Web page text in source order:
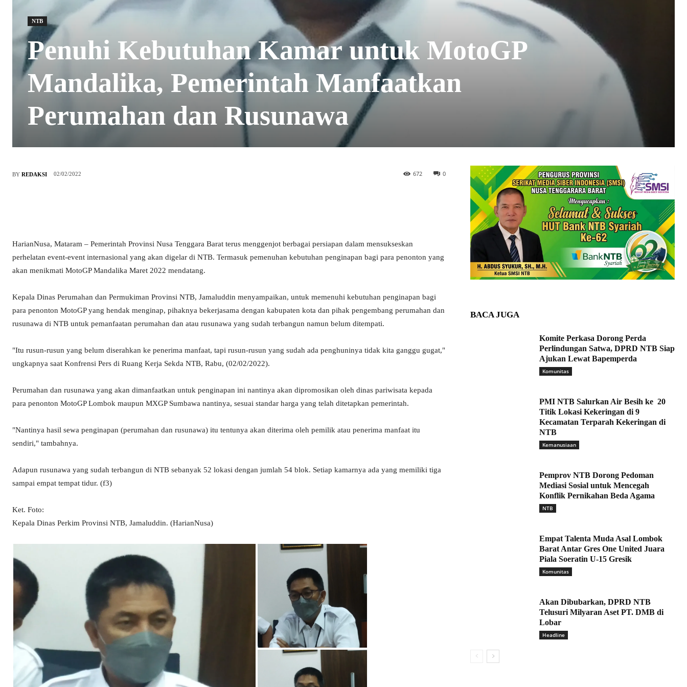
NTB
Penuhi Kebutuhan Kamar untuk MotoGP
Mandalika, Pemerintah Manfaatkan
Perumahan dan Rusunawa
BY REDAKSI 02/02/2022 0
672
HarianNusa, Mataram – Pemerintah Provinsi Nusa Tenggara Barat terus menggenjot berbagai persiapan dalam mensukseskan
perhelatan event-event internasional yang akan digelar di NTB. Termasuk pemenuhan kebutuhan penginapan bagi para penonton yang
akan menikmati MotoGP Mandalika Maret 2022 mendatang.
Kepala Dinas Perumahan dan Permukiman Provinsi NTB, Jamaluddin menyampaikan, untuk memenuhi kebutuhan penginapan bagi
para penonton MotoGP yang hendak menginap, pihaknya bekerjasama dengan kabupaten kota dan pihak pengembang perumahan dan
rusunawa di NTB untuk pemanfaatan perumahan dan atau rusunawa yang sudah terbangun namun belum ditempati.
"Itu rusun-rusun yang belum diserahkan ke penerima manfaat, tapi rusun-rusun yang sudah ada penghuninya tidak kita ganggu gugat,"
ungkapnya saat Konfrensi Pers di Ruang Kerja Sekda NTB, Rabu, (02/02/2022).
Perumahan dan rusunawa yang akan dimanfaatkan untuk penginapan ini nantinya akan dipromosikan oleh dinas pariwisata kepada
para penonton MotoGP Lombok maupun MXGP Sumbawa nantinya, sesuai standar harga yang telah ditetapkan pemerintah.
"Nantinya hasil sewa penginapan (perumahan dan rusunawa) itu tentunya akan diterima oleh pemilik atau penerima manfaat itu
sendiri," tambahnya.
Adapun rusunawa yang sudah terbangun di NTB sebanyak 52 lokasi dengan jumlah 54 blok. Setiap kamarnya ada yang memiliki tiga
sampai empat tempat tidur. (f3)
Ket. Foto:
Kepala Dinas Perkim Provinsi NTB, Jamaluddin. (HarianNusa)
BACA JUGA
Komite Perkasa Dorong Perda
Perlindungan Satwa, DPRD NTB Siap
Ajukan Lewat Bapemperda
Komunitas
PMI NTB Salurkan Air Besih ke 20
Titik Lokasi Kekeringan di 9
Kecamatan Terparah Kekeringan di
NTB
Kemanusiaan
Pemprov NTB Dorong Pedoman
Mediasi Sosial untuk Mencegah
Konflik Pernikahan Beda Agama
NTB
Empat Talenta Muda Asal Lombok
Barat Antar Gres One United Juara
Piala Soeratin U-15 Gresik
Komunitas
Akan Dibubarkan, DPRD NTB
Telusuri Milyaran Aset PT. DMB di
Lobar
Headline